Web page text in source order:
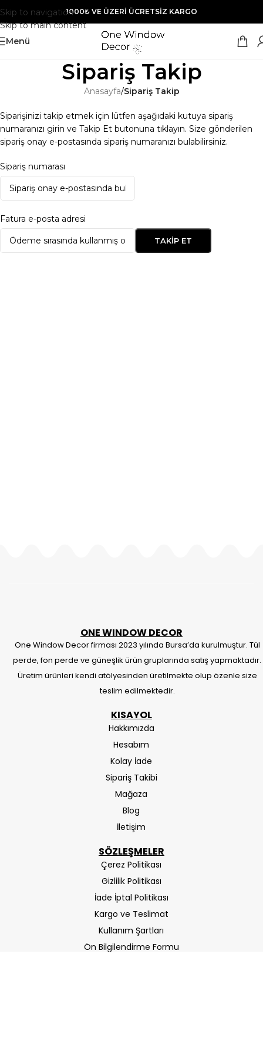
Skip to navigation
Skip to main content
1000₺ VE ÜZERİ ÜCRETSİZ KARGO
Menü
Sipariş Takip
Anasayfa/Sipariş Takip
Siparişinizi takip etmek için lütfen aşağıdaki kutuya sipariş
numaranızı girin ve Takip Et butonuna tıklayın. Size gönderilen
sipariş onay e-postasında sipariş numaranızı bulabilirsiniz.
Sipariş numarası
Fatura e-posta adresi
TAKIP ET
ONE WINDOW DECOR
One Window Decor firması 2023 yılında Bursa’da kurulmuştur. Tül
perde, fon perde ve güneşlik ürün gruplarında satış yapmaktadır.
Üretim ürünleri kendi atölyesinden üretilmekte olup özenle size
teslim edilmektedir.
KISAYOL
Hakkımızda
Hesabım
Kolay İade
Sipariş Takibi
Mağaza
Blog
İletişim
SÖZLEŞMELER
Çerez Politikası
Gizlilik Politikası
İade İptal Politikası
Kargo ve Teslimat
Kullanım Şartları
Ön Bilgilendirme Formu